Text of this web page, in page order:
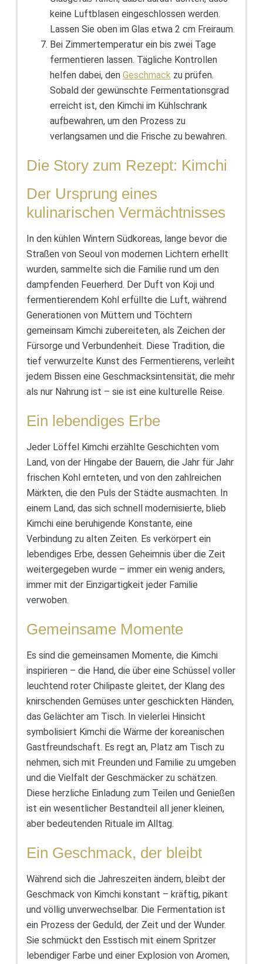
keine Luftblasen eingeschlossen werden.
Lassen Sie oben im Glas etwa 2 cm Freiraum.
Bei Zimmertemperatur ein bis zwei Tage
fermentieren lassen. Tägliche Kontrollen
helfen dabei, den Geschmack zu prüfen.
Sobald der gewünschte Fermentationsgrad
erreicht ist, den Kimchi im Kühlschrank
aufbewahren, um den Prozess zu
verlangsamen und die Frische zu bewahren.
Die Story zum Rezept: Kimchi
Der Ursprung eines
kulinarischen Vermächtnisses
In den kühlen Wintern Südkoreas, lange bevor die
Straßen von Seoul von modernen Lichtern erhellt
wurden, sammelte sich die Familie rund um den
dampfenden Feuerherd. Der Duft von Koji und
fermentierendem Kohl erfüllte die Luft, während
Generationen von Müttern und Töchtern
gemeinsam Kimchi zubereiteten, als Zeichen der
Fürsorge und Verbundenheit. Diese Tradition, die
tief verwurzelte Kunst des Fermentierens, verleiht
jedem Bissen eine Geschmacksintensität, die mehr
als nur Nahrung ist – sie ist eine kulturelle Reise.
Ein lebendiges Erbe
Jeder Löffel Kimchi erzählte Geschichten vom
Land, von der Hingabe der Bauern, die Jahr für Jahr
frischen Kohl ernteten, und von den zahlreichen
Märkten, die den Puls der Städte ausmachten. In
einem Land, das sich schnell modernisierte, blieb
Kimchi eine beruhigende Konstante, eine
Verbindung zu alten Zeiten. Es verkörpert ein
lebendiges Erbe, dessen Geheimnis über die Zeit
weitergegeben wurde – immer ein wenig anders,
immer mit der Einzigartigkeit jeder Familie
verwoben.
Gemeinsame Momente
Es sind die gemeinsamen Momente, die Kimchi
inspirieren – die Hand, die über eine Schüssel voller
leuchtend roter Chilipaste gleitet, der Klang des
knirschenden Gemüses unter geschickten Händen,
das Gelächter am Tisch. In vielerlei Hinsicht
symbolisiert Kimchi die Wärme der koreanischen
Gastfreundschaft. Es regt an, Platz am Tisch zu
nehmen, sich mit Freunden und Familie zu umgeben
und die Vielfalt der Geschmäcker zu schätzen.
Diese herzliche Einladung zum Teilen und Genießen
ist ein wesentlicher Bestandteil all jener kleinen,
aber bedeutenden Rituale im Alltag.
Ein Geschmack, der bleibt
Während sich die Jahreszeiten ändern, bleibt der
Geschmack von Kimchi konstant – kräftig, pikant
und völlig unverwechselbar. Die Fermentation ist
ein Prozess der Geduld, der Zeit und der Wunder.
Sie schmückt den Esstisch mit einem Spritzer
lebendiger Farbe und einer Explosion von Aromen,